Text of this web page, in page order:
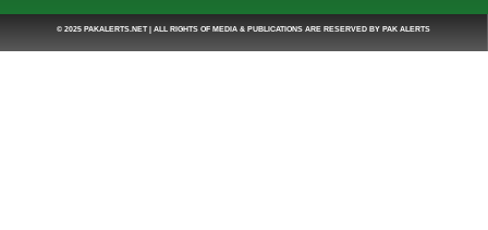
© 2025 PAKALERTS.NET| ALL RIGHTS OF MEDIA & PUBLICATIONS ARE RESERVED BY PAK ALERTS